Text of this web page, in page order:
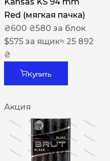
Kansas KS 94 mm
Red (мягкая пачка)
₴600 ₴580 за блок
$575 за ящик≈ 25 892
₴
Купить
Акция